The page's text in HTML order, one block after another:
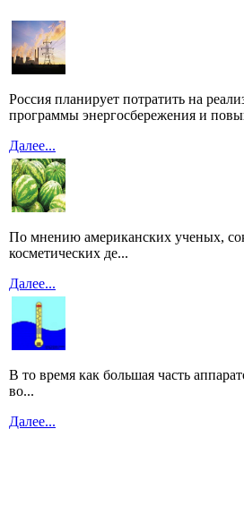
Россия планирует потратить на
программы энергосбережения и
Далее...
По мнению американских ученых,
косметических де...
Далее...
В то время как большая часть
во...
Далее...